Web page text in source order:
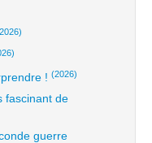
! (2026)
fascinant de
guerre